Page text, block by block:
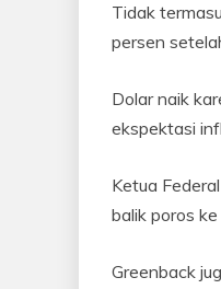
Tidak
persen
Dolar naik
ekspektasi
Ketua
balik poros
Greenback